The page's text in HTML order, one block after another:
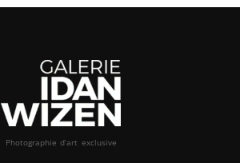
Photographie d’art exclusive